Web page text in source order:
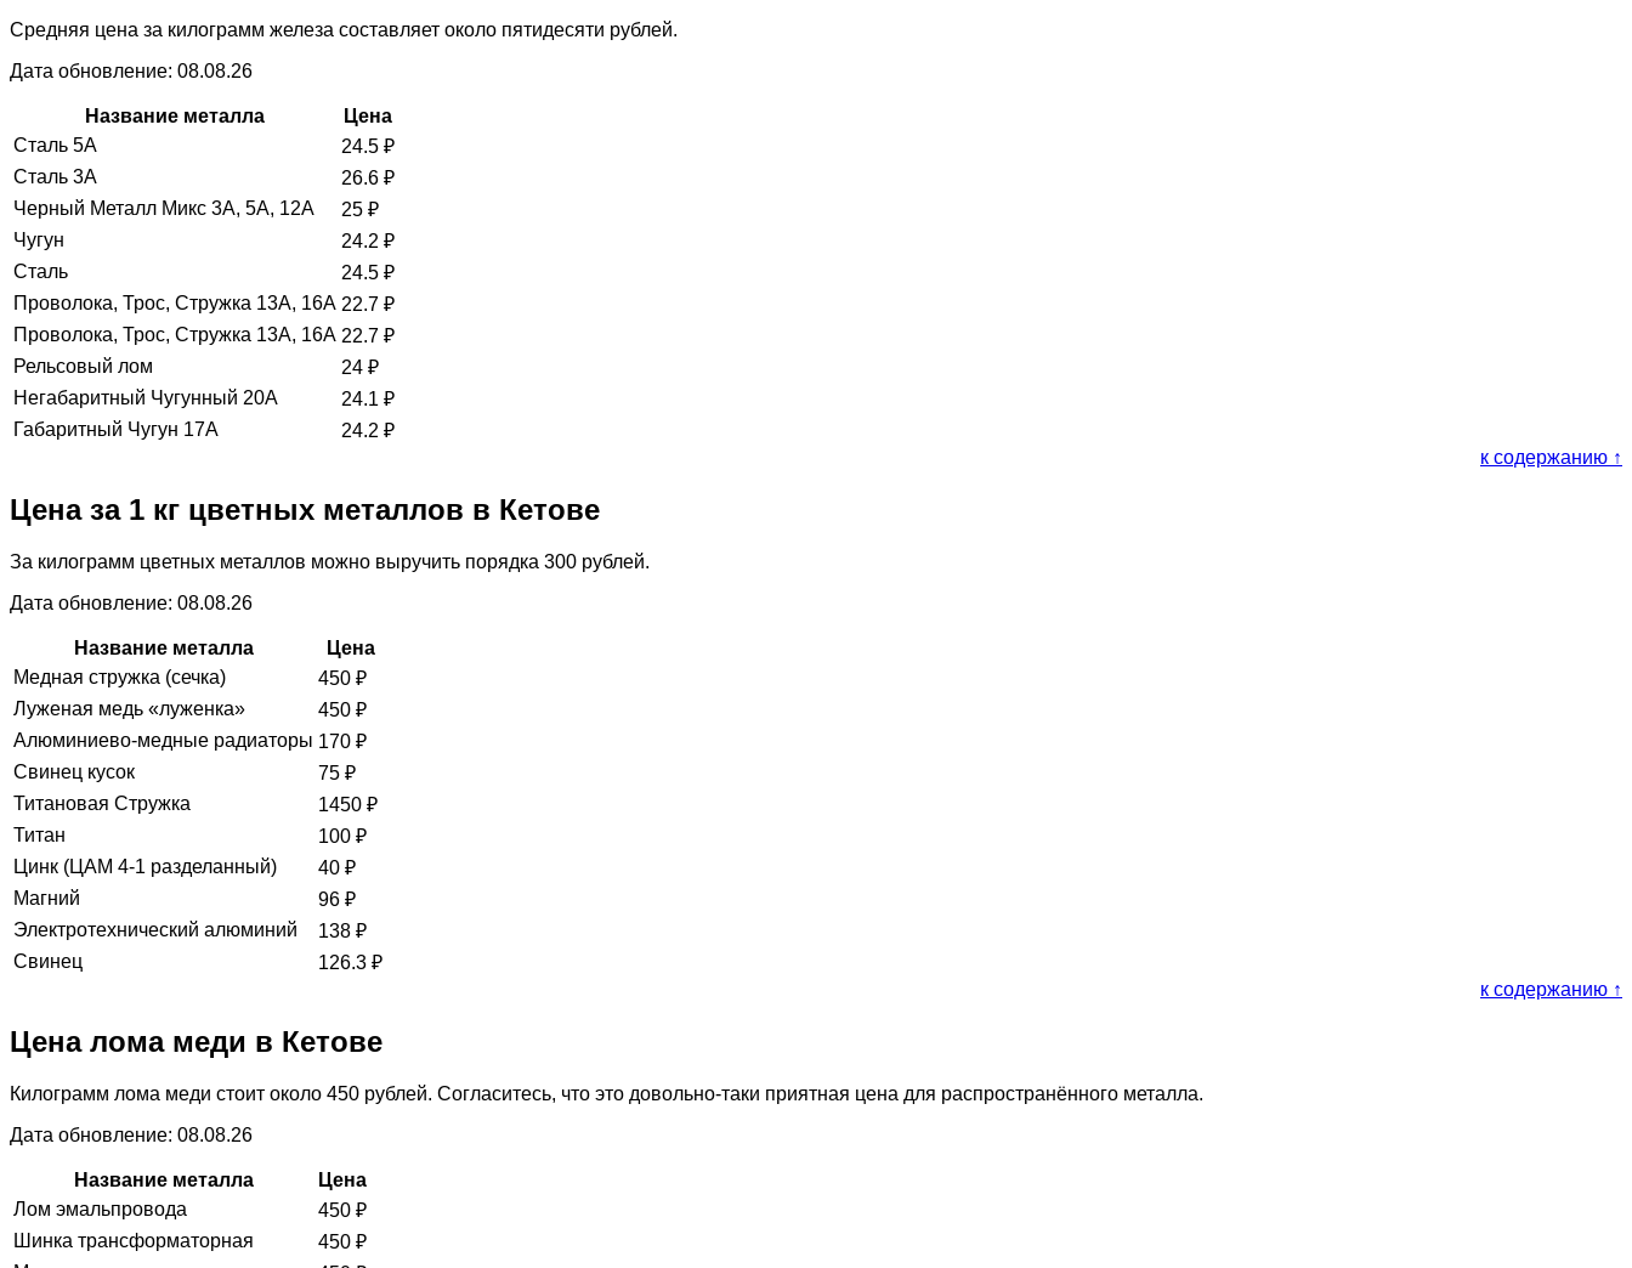
Средняя цена за килограмм железа составляет около пятидесяти рублей.
Дата обновление: 08.08.26
Название металла
Цена
Сталь 5А
24.5 ₽
Сталь 3А
26.6 ₽
Черный Металл Микс 3А, 5А, 12А
25 ₽
Чугун
24.2 ₽
Сталь
24.5 ₽
Проволока, Трос, Стружка 13А, 16А 22.7 ₽
Проволока, Трос, Стружка 13А, 16А 22.7 ₽
Рельсовый лом
24 ₽
Негабаритный Чугунный 20А
24.1 ₽
Габаритный Чугун 17А
24.2 ₽
к содержанию ↑
Цена за 1 кг цветных металлов в Кетове
За килограмм цветных металлов можно выручить порядка 300 рублей.
Дата обновление: 08.08.26
Название металла
Цена
Медная стружка (сечка)
450 ₽
Луженая медь «луженка»
450 ₽
Алюминиево-медные радиаторы 170 ₽
Свинец кусок
75 ₽
Титановая Стружка
1450 ₽
Титан
100 ₽
Цинк (ЦАМ 4-1 разделанный)
40 ₽
Магний
96 ₽
Электротехнический алюминий
138 ₽
Свинец
126.3 ₽
к содержанию ↑
Цена лома меди в Кетове
Килограмм лома меди стоит около 450 рублей. Согласитесь, что это довольно-таки приятная цена для распространённого металла.
Дата обновление: 08.08.26
Название металла
Цена
Лом эмальпровода
450 ₽
Шинка трансформаторная
450 ₽